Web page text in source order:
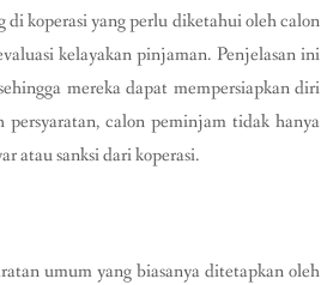
koperasi yang perlu diketahui oleh calon
kelayakan pinjaman. Penjelasan ini
mereka dapat mempersiapkan diri
calon peminjam tidak hanya
atau sanksi dari koperasi.
umum yang biasanya ditetapkan oleh